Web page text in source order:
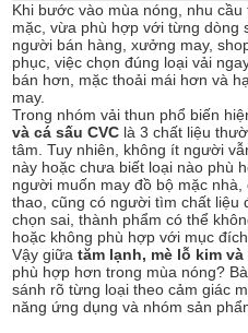
Khi bước vào mùa nóng, nhu
mặc, vừa phù hợp với từng dòng
người bán hàng, xưởng may,
phục, việc chọn đúng loại vải
bán hơn, mặc thoải mái hơn và
may.
Trong nhóm vải thun phổ biến
và cá sấu CVC là 3 chất liệu
tâm. Tuy nhiên, không ít người
này hoặc chưa biết loại nào phù
người muốn may đồ bộ mặc
thao, cũng có người tìm chất liệu
chọn sai, thành phẩm có thể
hoặc không phù hợp với mục
Vậy giữatăm lạnh, mè lỗ kim và
phù hợp hơn trong mùa nóng?
sánh rõ từng loại theo cảm giác
năng ứng dụng và nhóm sản